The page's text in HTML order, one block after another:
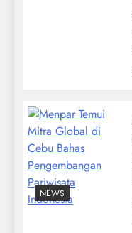
NEWS